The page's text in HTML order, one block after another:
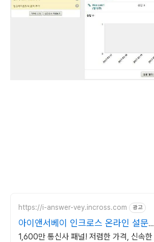
https://i-answer-vey.incross.com 광고
아이앤서베이 인크로스 온라인 설문조
사 서비스
1,600만 통신사 패널! 저렴한 가격, 신속한